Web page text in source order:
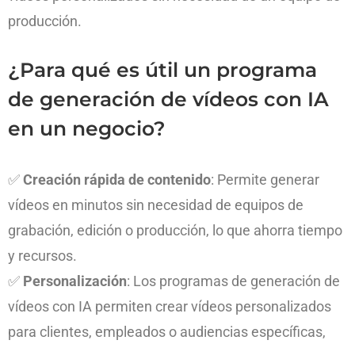
producción.
¿Para qué es útil un programa
de generación de vídeos con IA
en un negocio?
✅Creación rápida de contenido: Permite generar
vídeos en minutos sin necesidad de equipos de
grabación, edición o producción, lo que ahorra tiempo
y recursos.
✅ Personalización: Los programas de generación de
vídeos con IA permiten crear vídeos personalizados
para clientes, empleados o audiencias específicas,